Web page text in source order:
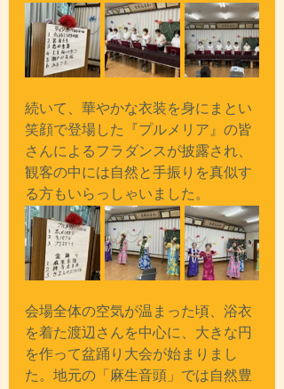
続いて、華やかな衣装を身にまとい
笑顔で登場した『プルメリア』の皆
さんによるフラダンスが披露され、
観客の中には自然と手振りを真似す
る方もいらっしゃいました。
会場全体の空気が温まった頃、浴衣
を着た渡辺さんを中心に、大きな円
を作って盆踊り大会が始まりまし
た。地元の「麻生音頭」では自然豊